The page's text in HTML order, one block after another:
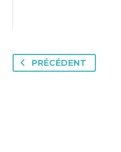
PRÉCÉDENT